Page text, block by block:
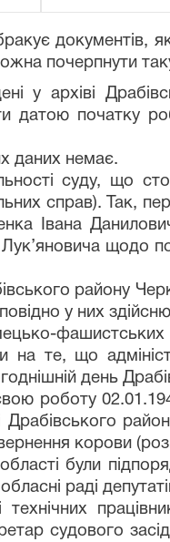
документів,
почерпнути
у архіві
початку
даних немає.
суду, що
справ). Так,
Івана
’яновича щодо
району
у них
фашистських
те, що
день
роботу
корови
були
раді
судового